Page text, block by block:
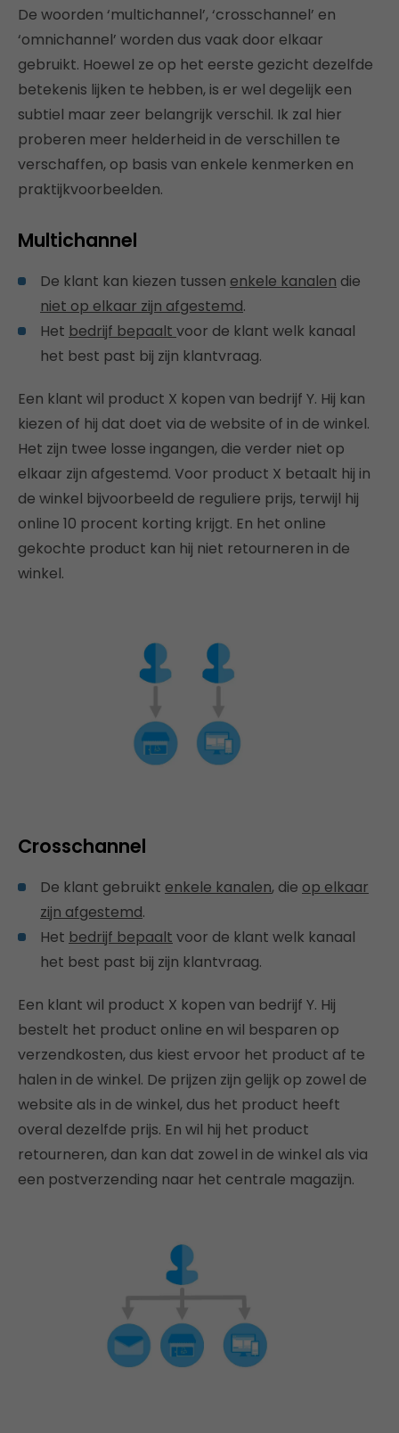
De woorden ‘multichannel’, ‘crosschannel’ en
‘omnichannel’ worden dus vaak door elkaar
gebruikt. Hoewel ze op het eerste gezicht dezelfde
betekenis lijken te hebben, is er wel degelijk een
subtiel maar zeer belangrijk verschil. Ik zal hier
proberen meer helderheid in de verschillen te
verschaffen, op basis van enkele kenmerken en
praktijkvoorbeelden.
Multichannel
De klant kan kiezen tussen enkele kanalen die
niet op elkaar zijn afgestemd.
Het bedrijf bepaalt voor de klant welk kanaal
het best past bij zijn klantvraag.
Een klant wil product X kopen van bedrijf Y. Hij kan
kiezen of hij dat doet via de website of in de winkel.
Het zijn twee losse ingangen, die verder niet op
elkaar zijn afgestemd. Voor product X betaalt hij in
de winkel bijvoorbeeld de reguliere prijs, terwijl hij
online 10 procent korting krijgt. En het online
gekochte product kan hij niet retourneren in de
winkel.
Crosschannel
De klant gebruikt enkele kanalen, die op elkaar
zijn afgestemd.
Het bedrijf bepaalt voor de klant welk kanaal
het best past bij zijn klantvraag.
Een klant wil product X kopen van bedrijf Y. Hij
bestelt het product online en wil besparen op
verzendkosten, dus kiest ervoor het product af te
halen in de winkel. De prijzen zijn gelijk op zowel de
website als in de winkel, dus het product heeft
overal dezelfde prijs. En wil hij het product
retourneren, dan kan dat zowel in de winkel als via
een postverzending naar het centrale magazijn.